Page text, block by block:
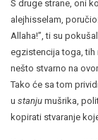
S druge strane, oni
alejhisselam,
Allaha!”, ti su
egzistencija toga, tih
nešto stvarno na
Tako će sa tom
u stanju mušrika,
kopirati stvaranje